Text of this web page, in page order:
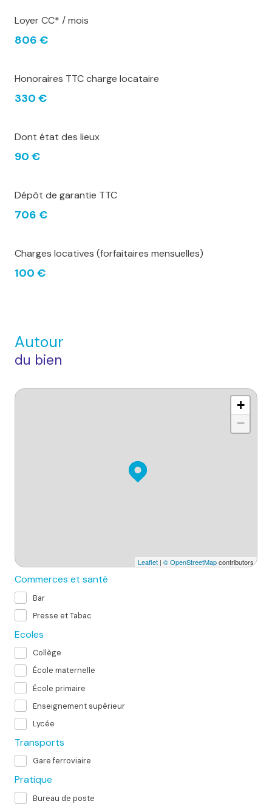
Loyer CC* / mois
806 €
Honoraires TTC charge locataire
330 €
Dont état des lieux
90 €
Dépôt de garantie TTC
706 €
Charges locatives (forfaitaires mensuelles)
100 €
Autour
du bien
+
−
Leaflet | © OpenStreetMapcontributors
Commerces et santé
Bar
Presse et Tabac
Ecoles
Collège
École maternelle
École primaire
Enseignement supérieur
Lycée
Transports
Gare ferroviaire
Pratique
Bureau de poste